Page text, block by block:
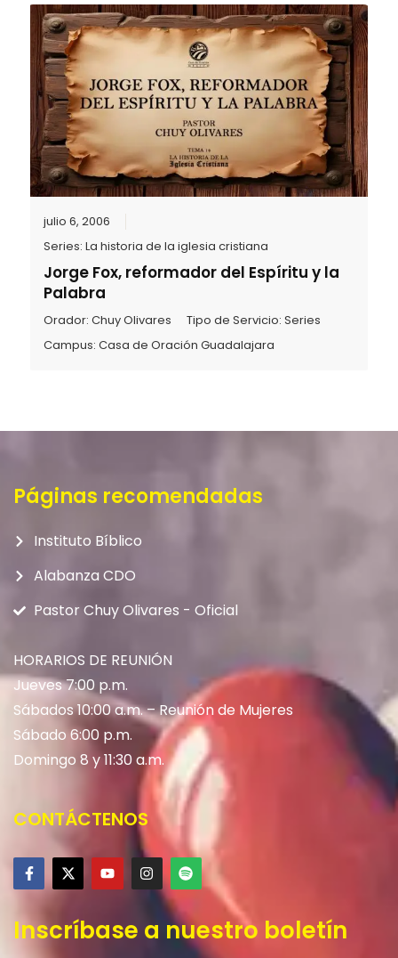
julio 6, 2006
Series:La historia de la iglesia cristiana
Jorge Fox, reformador del Espíritu y la
Palabra
Orador:Chuy Olivares Tipo de Servicio:Series
Campus:Casa de Oración Guadalajara
Páginas recomendadas
Instituto Bíblico
Alabanza CDO
Pastor Chuy Olivares - Oficial
HORARIOS DE REUNIÓN
Jueves 7:00 p.m.
Sábados 10:00 a.m. – Reunión de Mujeres
Sábado 6:00 p.m.
Domingo 8 y 11:30 a.m.
CONTÁCTENOS
Inscríbase a nuestro boletín